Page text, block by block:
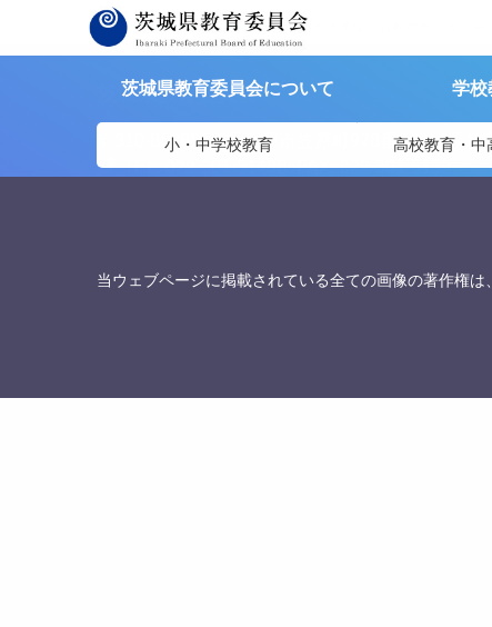
茨城県教育委員会について 学校
小・中学校教育 高校教育・中
茨城県教育委員会>資料提供> 県内の小学校、義務教育学校、
茨城県教育委員会
〒310-8588 茨城県水戸市笠原町978番6 茨城県教
TEL. 029-301-5148
FAX. 029-301-5139
当ウェブページに掲載されている全ての画像の著作権